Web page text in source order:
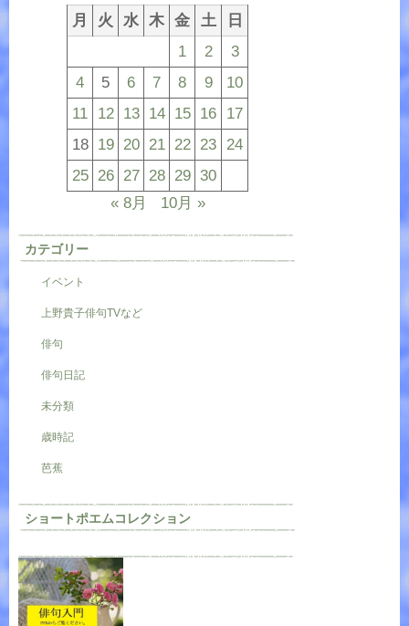
月 火 水 木 金 土
日
1
2
3
4
5 6 7 8 9
10
11 12 13 14 15 16 17
18 19 20 21 22 23 24
25 26 27 28 29 30
« 8月
10月 »
カテゴリー
イベント
上野貴子俳句TVなど
俳句
俳句日記
未分類
歳時記
芭蕉
ショートポエムコレクション